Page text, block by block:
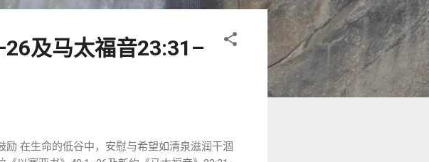
及马太福音23:31–
励 在生命的低谷中，安慰与希望如清泉滋润干涸